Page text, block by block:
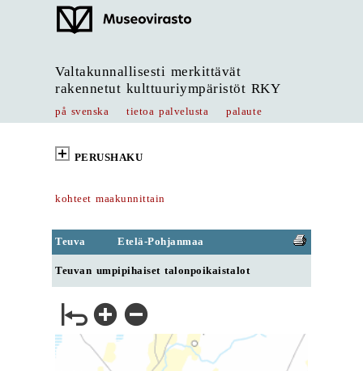
Valtakunnallisesti merkittävät
rakennetut kulttuuriympäristöt RKY
på svenska tietoa palvelusta palaute
PERUSHAKU
kohteet maakunnittain
Teuva Etelä-Pohjanmaa
Teuvan umpipihaiset talonpoikaistalot